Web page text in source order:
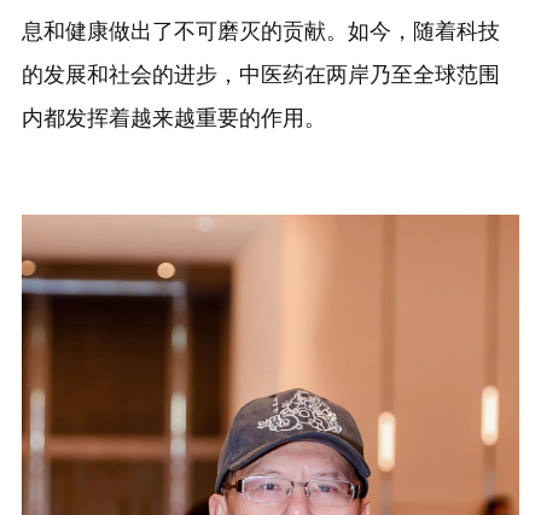
息和健康做出了不可磨灭的贡献。如今，随着科技
的发展和社会的进步，中医药在两岸乃至全球范围
内都发挥着越来越重要的作用。